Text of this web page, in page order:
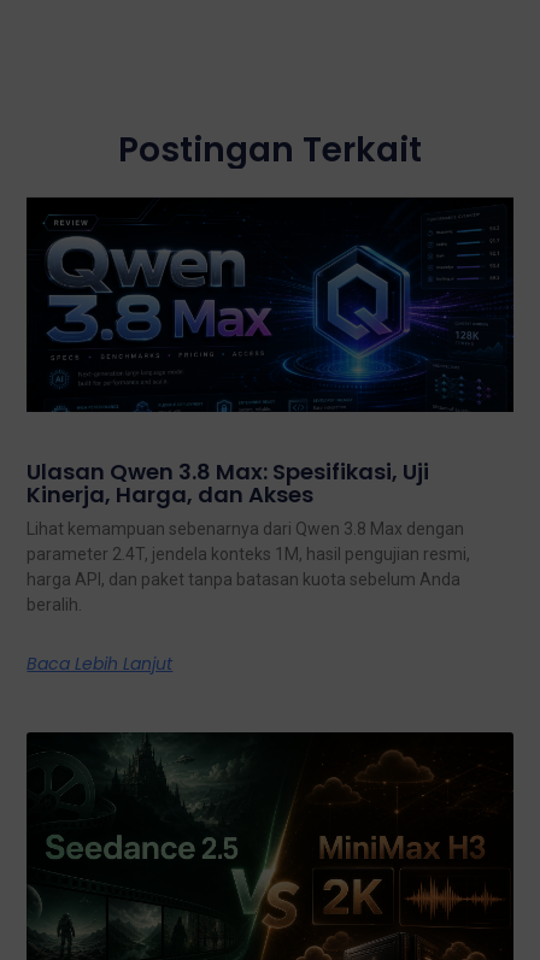
Postingan Terkait
Ulasan Qwen 3.8 Max: Spesifikasi, Uji
Kinerja, Harga, dan Akses
Lihat kemampuan sebenarnya dari Qwen 3.8 Max dengan
parameter 2.4T, jendela konteks 1M, hasil pengujian resmi,
harga API, dan paket tanpa batasan kuota sebelum Anda
beralih.
Baca Lebih Lanjut